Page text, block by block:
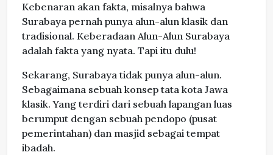
Kebenaran akan fakta, misalnya bahwa
Surabaya pernah punya alun-alun klasik dan
tradisional. Keberadaan Alun-Alun Surabaya
adalah fakta yang nyata. Tapi itu dulu!
Sekarang, Surabaya tidak punya alun-alun.
Sebagaimana sebuah konsep tata kota Jawa
klasik. Yang terdiri dari sebuah lapangan luas
berumput dengan sebuah pendopo (pusat
pemerintahan) dan masjid sebagai tempat
ibadah.